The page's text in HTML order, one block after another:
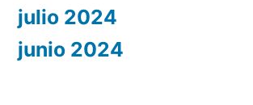
julio 2024
junio 2024